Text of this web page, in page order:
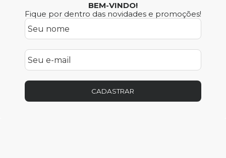
BEM-VINDO!
Fique por dentro das novidades e promoções!
CADASTRAR